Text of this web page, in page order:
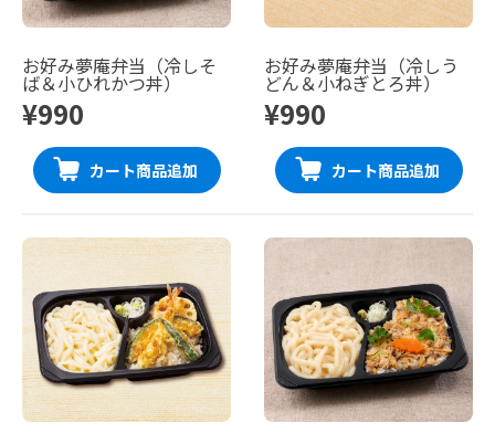
お好み夢庵弁当（冷しそ
ば＆小ひれかつ丼）
¥990
カート商品追加
お好み夢庵弁当（冷しう
どん＆小ねぎとろ丼）
¥990
カート商品追加